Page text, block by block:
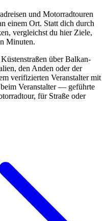
und Motorradtouren
einem Ort. Statt dich durch
vergleichst du hier Ziele,
Minuten.
über Balkan-
den Anden oder der
verifizierten Veranstalter mit
Veranstalter — geführte
für Straße oder